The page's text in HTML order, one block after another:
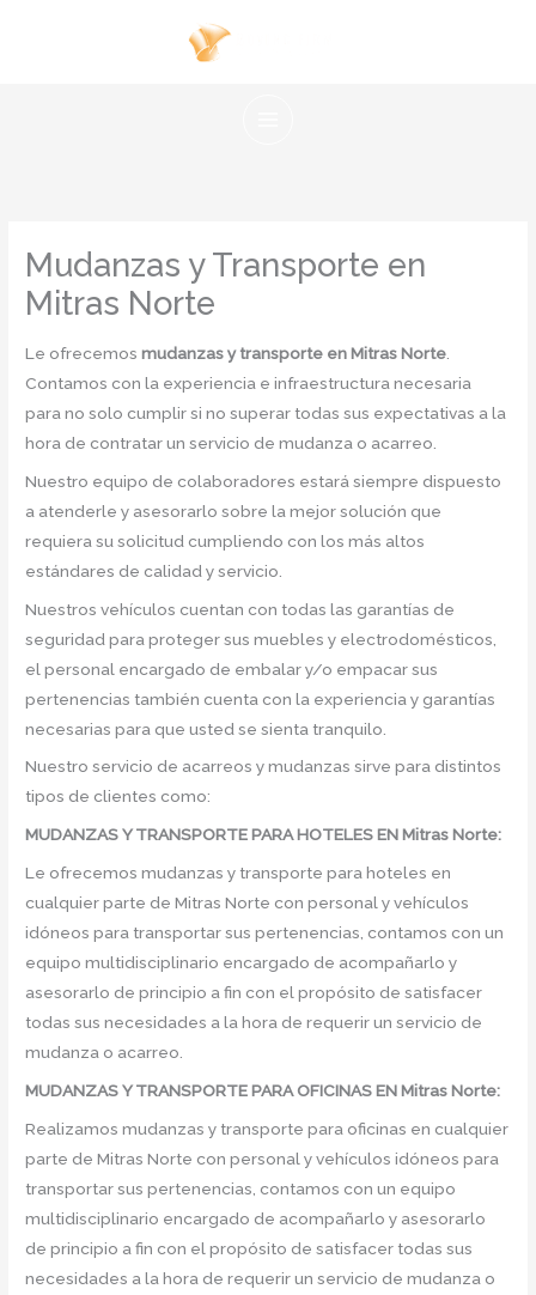
Mudanzas y Transporte en
Mitras Norte
Le ofrecemos mudanzas y transporte en Mitras Norte
Contamos con la experiencia e infraestructura necesaria
para no solo cumplir si no superar todas sus expectativas a la
hora de contratar un servicio de mudanza o acarreo.
Nuestro equipo de colaboradores estará siempre dispuesto
a atenderle y asesorarlo sobre la mejor solución que
requiera su solicitud cumpliendo con los más altos
estándares de calidad y servicio.
Nuestros vehículos cuentan con todas las garantías de
seguridad para proteger sus muebles y electrodomésticos,
el personal encargado de embalar y/o empacar sus
pertenencias también cuenta con la experiencia y garantías
necesarias para que usted se sienta tranquilo.
Nuestro servicio de acarreos y mudanzas sirve para distintos
tipos de clientes como:
MUDANZAS Y TRANSPORTE PARA HOTELES EN Mitras Norte:
Le ofrecemos mudanzas y transporte para hoteles en
cualquier parte de Mitras Norte con personal y vehículos
idóneos para transportar sus pertenencias, contamos con un
equipo multidisciplinario encargado de acompañarlo y
asesorarlo de principio a fin con el propósito de satisfacer
todas sus necesidades a la hora de requerir un servicio de
mudanza o acarreo.
MUDANZAS Y TRANSPORTE PARA OFICINAS EN Mitras Norte:
Realizamos mudanzas y transporte para oficinas en cualquier
parte de Mitras Norte con personal y vehículos idóneos para
transportar sus pertenencias, contamos con un equipo
multidisciplinario encargado de acompañarlo y asesorarlo
de principio a fin con el propósito de satisfacer todas sus
necesidades a la hora de requerir un servicio de mudanza o